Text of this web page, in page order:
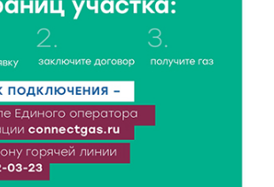
101
ипотеки в России вырос на 38%
140
представят Тверскую
марафоне «Земля